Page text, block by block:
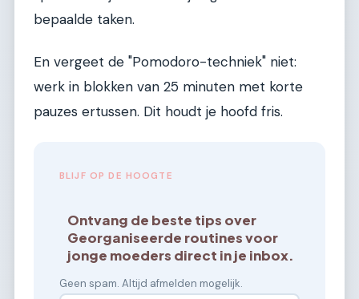
bepaalde taken.
En vergeet de "Pomodoro-techniek" niet:
werk in blokken van 25 minuten met korte
pauzes ertussen. Dit houdt je hoofd fris.
BLIJF OP DE HOOGTE
Ontvang de beste tips over
Georganiseerde routines voor
jonge moeders direct in je inbox.
Geen spam. Altijd afmelden mogelijk.